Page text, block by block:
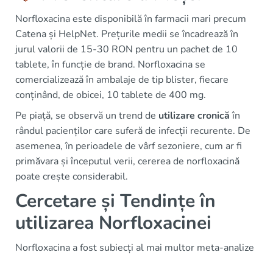
Norfloxacina este disponibilă în farmacii mari precum
Catena și HelpNet. Prețurile medii se încadrează în
jurul valorii de 15-30 RON pentru un pachet de 10
tablete, în funcție de brand. Norfloxacina se
comercializează în ambalaje de tip blister, fiecare
conținând, de obicei, 10 tablete de 400 mg.
Pe piață, se observă un trend de utilizare cronicăîn
rândul pacienților care suferă de infecții recurente. De
asemenea, în perioadele de vârf sezoniere, cum ar fi
primăvara și începutul verii, cererea de norfloxacină
poate crește considerabil.
Cercetare și Tendințe în
utilizarea Norfloxacinei
Norfloxacina a fost subiecți al mai multor meta-analize